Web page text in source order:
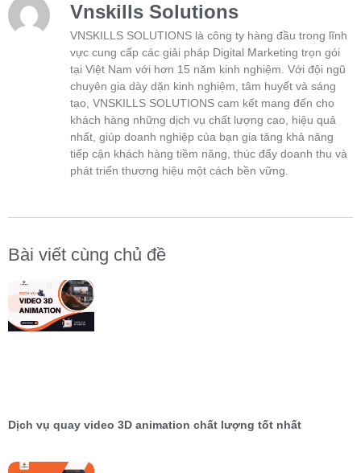
Vnskills Solutions
VNSKILLS SOLUTIONS là công ty hàng đầu trong lĩnh
vực cung cấp các giải pháp Digital Marketing trọn gói
tại Việt Nam với hơn 15 năm kinh nghiệm. Với đội ngũ
chuyên gia dày dặn kinh nghiệm, tâm huyết và sáng
tạo, VNSKILLS SOLUTIONS cam kết mang đến cho
khách hàng những dịch vụ chất lượng cao, hiệu quả
nhất, giúp doanh nghiệp của bạn gia tăng khả năng
tiếp cận khách hàng tiềm năng, thúc đẩy doanh thu và
phát triển thương hiệu một cách bền vững.
Bài viết cùng chủ đề
Dịch vụ quay video 3D animation chất lượng tốt nhất